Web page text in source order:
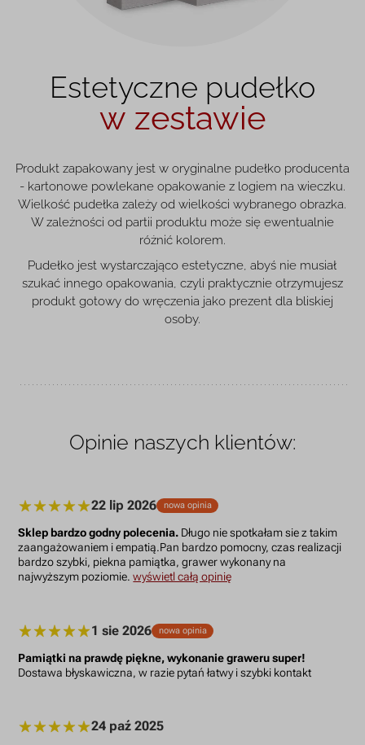
Estetyczne pudełko
w zestawie
Produkt zapakowany jest w oryginalne pudełko producenta
- kartonowe powlekane opakowanie z logiem na wieczku.
Wielkość pudełka zależy od wielkości wybranego obrazka.
W zależności od partii produktu może się ewentualnie
różnić kolorem.
Pudełko jest wystarczająco estetyczne, abyś nie musiał
szukać innego opakowania, czyli praktycznie otrzymujesz
produkt gotowy do wręczenia jako prezent dla bliskiej
osoby.
Opinie naszych klientów:
22 lip 2026 nowa opinia
Sklep bardzo godny polecenia. Długo nie spotkałam sie z takim
zaangażowaniem i empatią.Pan bardzo pomocny, czas realizacji
bardzo szybki, piekna pamiątka, grawer wykonany na
najwyższym poziomie.wyświetl całą opinię
1 sie 2026 nowa opinia
Pamiątki na prawdę piękne, wykonanie graweru super!
Dostawa błyskawiczna, w razie pytań łatwy i szybki kontakt
24 paź 2025